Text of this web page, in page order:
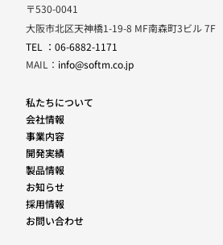
〒530-0041
大阪市北区天神橋1-19-8 MF南森町3ビル 7F
TEL ：06-6882-1171
MAIL： info@softm.co.jp
私たちについて
会社情報
事業内容
開発実績
製品情報
お知らせ
採用情報
お問い合わせ